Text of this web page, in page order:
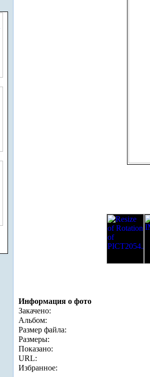
Информация о фото
Закачено:
Альбом:
Размер файла:
Размеры:
Показано:
URL:
Избранное: